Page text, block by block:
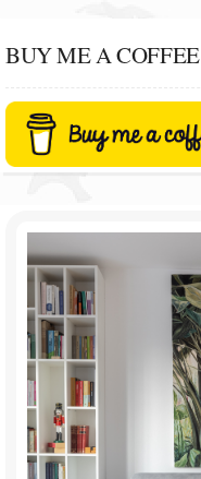
BUY ME A COFFEE